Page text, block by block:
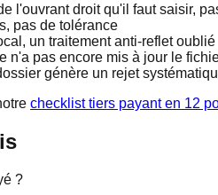
l'ouvrant droit qu'il faut saisir,
pas de tolérance
un traitement anti-reflet oublié
n'a pas encore mis à jour le
génère un rejet
checklist tiers payant en 12
?